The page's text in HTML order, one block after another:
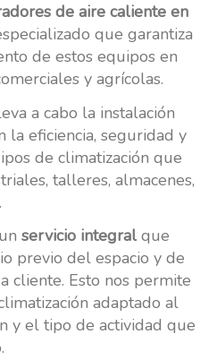
de aire caliente en
que garantiza
de estos equipos en
y agrícolas.
a cabo la instalación
la eficiencia, seguridad y
de climatización que
talleres, almacenes,
servicio integral que
previo del espacio y de
cliente. Esto nos permite
adaptado al
y el tipo de actividad que